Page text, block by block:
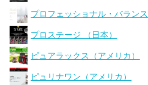
プロフェッショナル・バランス
プロステージ （日本）
ピュアラックス（アメリカ）
ピュリナワン（アメリカ）